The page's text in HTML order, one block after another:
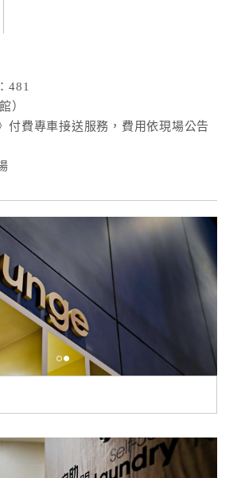
481
）
付費專車接送服務，費用依現場公告